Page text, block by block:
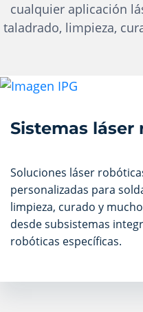
cualquier aplicación
taladrado, limpieza,
Sistemas láser
Soluciones láser
personalizadas para
limpieza, curado y
desde subsistemas
robóticas específicas.